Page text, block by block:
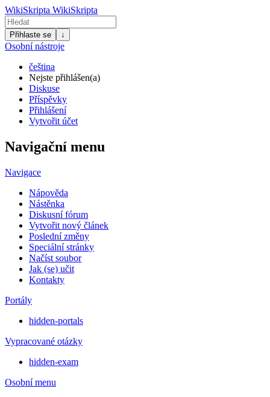
WikiSkripta WikiSkripta
Přihlaste se ↓
Osobní nástroje
čeština
Nejste přihlášen(a)
Diskuse
Příspěvky
Přihlášení
Vytvořit účet
Navigační menu
Navigace
Nápověda
Nástěnka
Diskusní fórum
Vytvořit nový článek
Poslední změny
Speciální stránky
Načíst soubor
Jak (se) učit
Kontakty
Portály
hidden-portals
Vypracované otázky
hidden-exam
Osobní menu